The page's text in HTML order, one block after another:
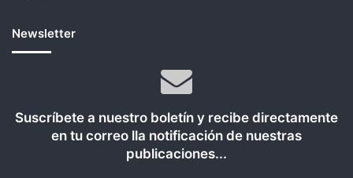
Newsletter
Suscríbete a nuestro boletín y recibe directamente
en tu correo lla notificación de nuestras
publicaciones...